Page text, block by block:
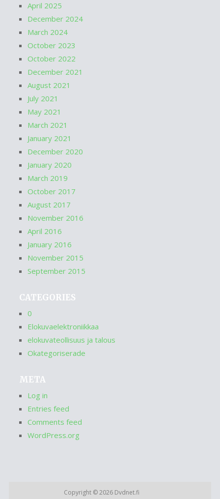
April 2025
December 2024
March 2024
October 2023
October 2022
December 2021
August 2021
July 2021
May 2021
March 2021
January 2021
December 2020
January 2020
March 2019
October 2017
August 2017
November 2016
April 2016
January 2016
November 2015
September 2015
CATEGORIES
0
Elokuvaelektroniikkaa
elokuvateollisuus ja talous
Okategoriserade
META
Log in
Entries feed
Comments feed
WordPress.org
Copyright © 2026 Dvdnet.fi